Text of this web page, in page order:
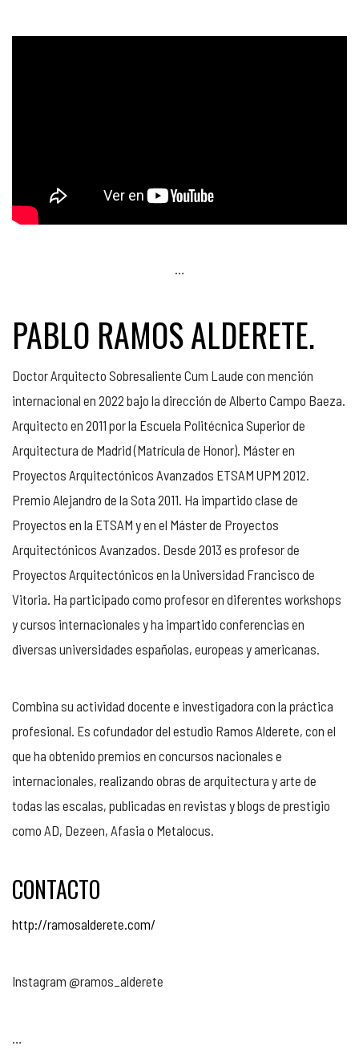
…
PABLO RAMOS ALDERETE.
Doctor Arquitecto Sobresaliente Cum Laude con mención
internacional en 2022 bajo la dirección de Alberto Campo Baeza.
Arquitecto en 2011 por la Escuela Politécnica Superior de
Arquitectura de Madrid (Matrícula de Honor). Máster en
Proyectos Arquitectónicos Avanzados ETSAM UPM 2012.
Premio Alejandro de la Sota 2011. Ha impartido clase de
Proyectos en la ETSAM y en el Máster de Proyectos
Arquitectónicos Avanzados. Desde 2013 es profesor de
Proyectos Arquitectónicos en la Universidad Francisco de
Vitoria. Ha participado como profesor en diferentes workshops
y cursos internacionales y ha impartido conferencias en
diversas universidades españolas, europeas y americanas.
Combina su actividad docente e investigadora con la práctica
profesional. Es cofundador del estudio Ramos Alderete, con el
que ha obtenido premios en concursos nacionales e
internacionales, realizando obras de arquitectura y arte de
todas las escalas, publicadas en revistas y blogs de prestigio
como AD, Dezeen, Afasia o Metalocus.
CONTACTO
http://ramosalderete.com/
Instagram @ramos_alderete
…